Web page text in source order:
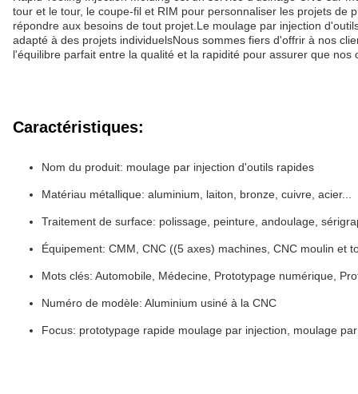
tour et le tour, le coupe-fil et RIM pour personnaliser les projets de
répondre aux besoins de tout projet.Le moulage par injection
adapté à des projets individuelsNous sommes fiers d'offrir à nos
l'équilibre parfait entre la qualité et la rapidité pour assurer que
Caractéristiques:
Nom du produit: moulage par injection d'outils rapides
Matériau métallique: aluminium, laiton, bronze, cuivre, acier...
Traitement de surface: polissage, peinture, andoulage,
Équipement: CMM, CNC ((5 axes) machines, CNC moulin et
Mots clés: Automobile, Médecine, Prototypage numérique,
Numéro de modèle: Aluminium usiné à la CNC
Focus: prototypage rapide moulage par injection, moulage